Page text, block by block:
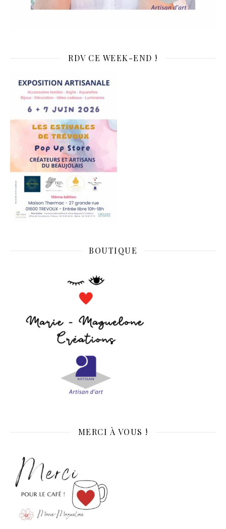
RDV CE WEEK-END !
BOUTIQUE
MERCI À VOUS !